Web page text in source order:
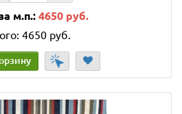
м.п.: 4650 руб.
4650 руб.